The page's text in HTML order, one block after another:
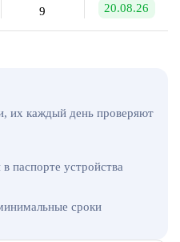
9 20.08.26
их каждый день проверяют
паспорте устройства
сроки